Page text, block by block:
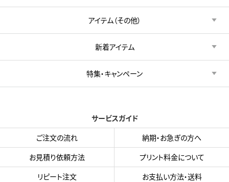
アイテム（その他）
新着アイテム
特集・キャンペーン
サービスガイド
ご注文の流れ
納期・お急ぎの方へ
お見積り依頼方法
プリント料金について
リピート注文
お支払い方法・送料